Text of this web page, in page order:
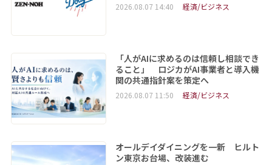
2026.08.07 14:40 経済/ビジネス
「人がAIに求めるのは信頼し相談でき
ること」 ロジカがAI事業者と導入機
関の共通指針案を策定へ
2026.08.07 11:50 経済/ビジネス
オールデイダイニングを一新 ヒルト
ン東京お台場、改装進む